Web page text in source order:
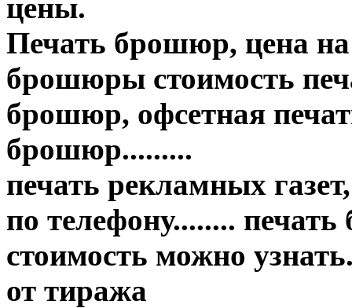
цены.
Печать брошюр, цена
брошюры стоимость
брошюр, офсетная
брошюр.........
печать рекламных
по телефону........
стоимость можно
от тиража